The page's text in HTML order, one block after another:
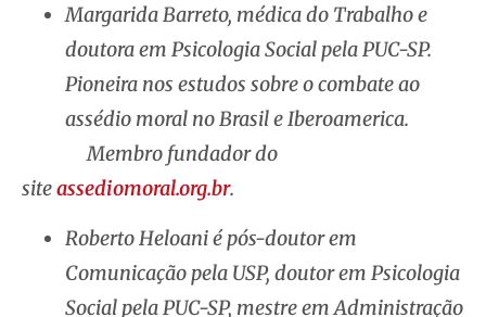
Margarida Barreto, médica do Trabalho e
doutora em Psicologia Social pela PUC-SP.
Pioneira nos estudos sobre o combate ao
assédio moral no Brasil e Iberoamerica.
Membro fundador do
siteassediomoral.org.br.
Roberto Heloani é pós-doutor em
Comunicação pela USP, doutor em Psicologia
Social pela PUC-SP, mestre em Administração